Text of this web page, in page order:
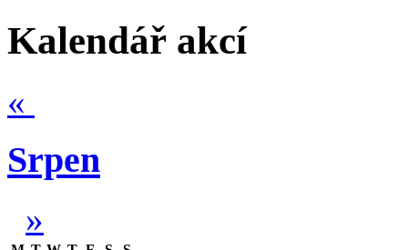
Kalendář akcí
«
Srpen
»